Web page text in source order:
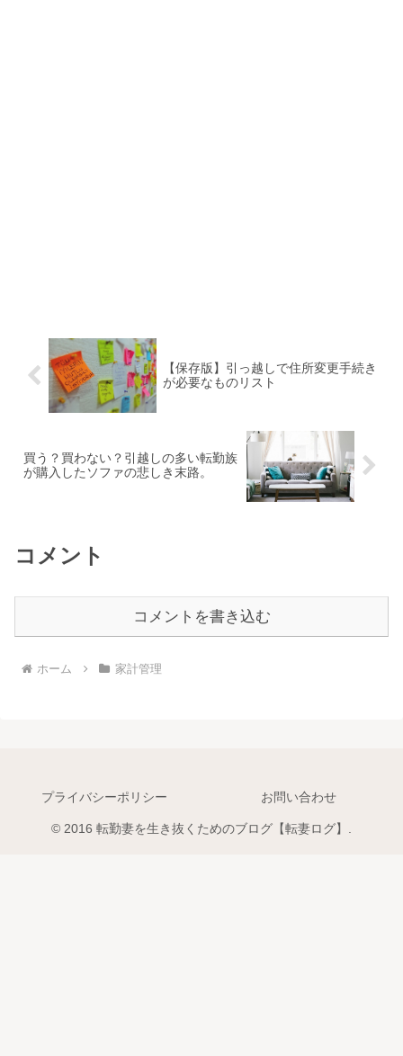
【保存版】引っ越しで住所変更手続き
が必要なものリスト
買う？買わない？引越しの多い転勤族
が購入したソファの悲しき末路。
コメント
コメントを書き込む
ホーム 家計管理
プライバシーポリシー お問い合わせ
© 2016 転勤妻を生き抜くためのブログ【転妻ログ】.